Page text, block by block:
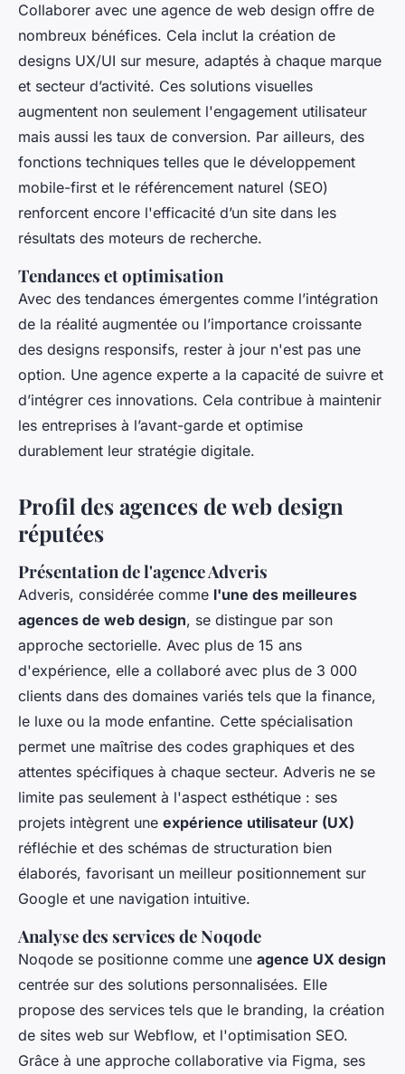
Collaborer avec une agence de web design offre de
nombreux bénéfices. Cela inclut la création de
designs UX/UI sur mesure, adaptés à chaque marque
et secteur d’activité. Ces solutions visuelles
augmentent non seulement l'engagement utilisateur
mais aussi les taux de conversion. Par ailleurs, des
fonctions techniques telles que le développement
mobile-first et le référencement naturel (SEO)
renforcent encore l'efficacité d’un site dans les
résultats des moteurs de recherche.
Tendances et optimisation
Avec des tendances émergentes comme l’intégration
de la réalité augmentée ou l’importance croissante
des designs responsifs, rester à jour n'est pas une
option. Une agence experte a la capacité de suivre et
d’intégrer ces innovations. Cela contribue à maintenir
les entreprises à l’avant-garde et optimise
durablement leur stratégie digitale.
Profil des agences de web design
réputées
Présentation de l'agence Adveris
Adveris, considérée comme l'une des meilleures
agences de web design, se distingue par son
approche sectorielle. Avec plus de 15 ans
d'expérience, elle a collaboré avec plus de 3 000
clients dans des domaines variés tels que la finance,
le luxe ou la mode enfantine. Cette spécialisation
permet une maîtrise des codes graphiques et des
attentes spécifiques à chaque secteur. Adveris ne se
limite pas seulement à l'aspect esthétique : ses
projets intègrent une expérience utilisateur (UX)
réfléchie et des schémas de structuration bien
élaborés, favorisant un meilleur positionnement sur
Google et une navigation intuitive.
Analyse des services de Noqode
Noqode se positionne comme une agence UX design
centrée sur des solutions personnalisées. Elle
propose des services tels que le branding, la création
de sites web sur Webflow, et l'optimisation SEO.
Grâce à une approche collaborative via Figma, ses